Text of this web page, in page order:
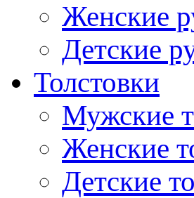
Женские
Детские
Толстовки
Мужские
Женские
Детские